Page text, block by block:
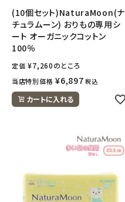
(10個セット)NaturaMoon(ナ
チュラムーン) おりもの専用シ
ート オーガニックコットン
100％
定価 ¥7,260のところ
当店特別価格 ¥6,897 税込
カートに入れる